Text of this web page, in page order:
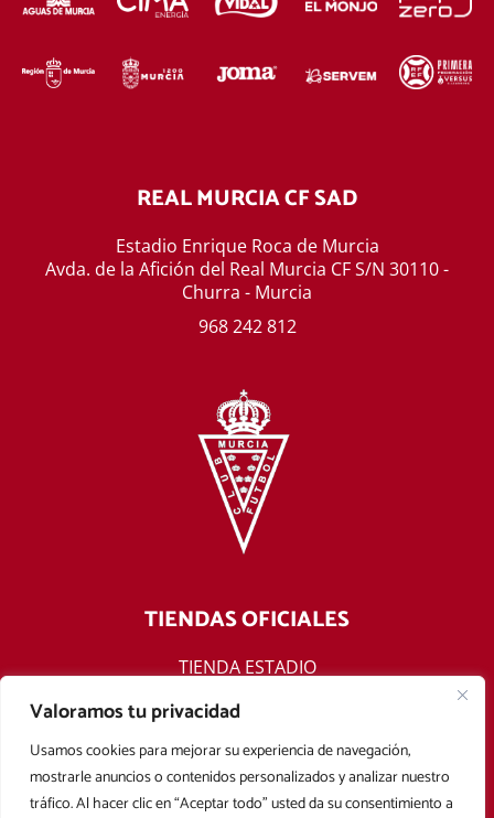
Valoramos tu privacidad
Usamos cookies para mejorar su experiencia de navegación,
mostrarle anuncios o contenidos personalizados y analizar nuestro
tráfico. Al hacer clic en “Aceptar todo” usted da su consentimiento a
REAL MURCIA CF SAD
Estadio Enrique Roca de Murcia
Avda. de la Afición del Real Murcia CF S/N 30110 -
Churra - Murcia
968 242 812
TIENDAS OFICIALES
TIENDA ESTADIO
TIENDA ONLINE
F
a
c
T
w
i
Y
o
u
I
n
s